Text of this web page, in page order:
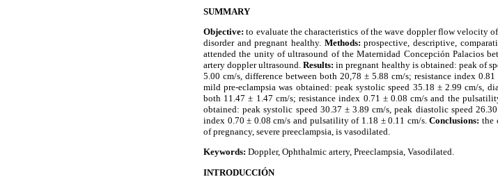
SUMMARY
Objective: to evaluate the characteristics of the wave doppler flow velocity
disorder and pregnant healthy. Methods: prospective, descriptive,
attended the unity of ultrasound of the Maternidad Concepción Palacios
artery doppler ultrasound.Results: in pregnant healthy is obtained: peak of
5.00 cm/s, difference between both 20,78 ± 5.88 cm/s; resistance index
mild pre-eclampsia was obtained: peak systolic speed 35.18 ± 2.99 cm/s,
both 11.47 ± 1.47 cm/s; resistance index 0.71 ± 0.08 cm/s and the
obtained: peak systolic speed 30.37 ± 3.89 cm/s, peak diastolic speed
index 0.70 ± 0.08 cm/s and pulsatility of 1.18 ± 0.11 cm/s.Conclusions: the
of pregnancy, severe preeclampsia, is vasodilated.
Keywords: Doppler, Ophthalmic artery, Preeclampsia, Vasodilated.
INTRODUCCIÓN